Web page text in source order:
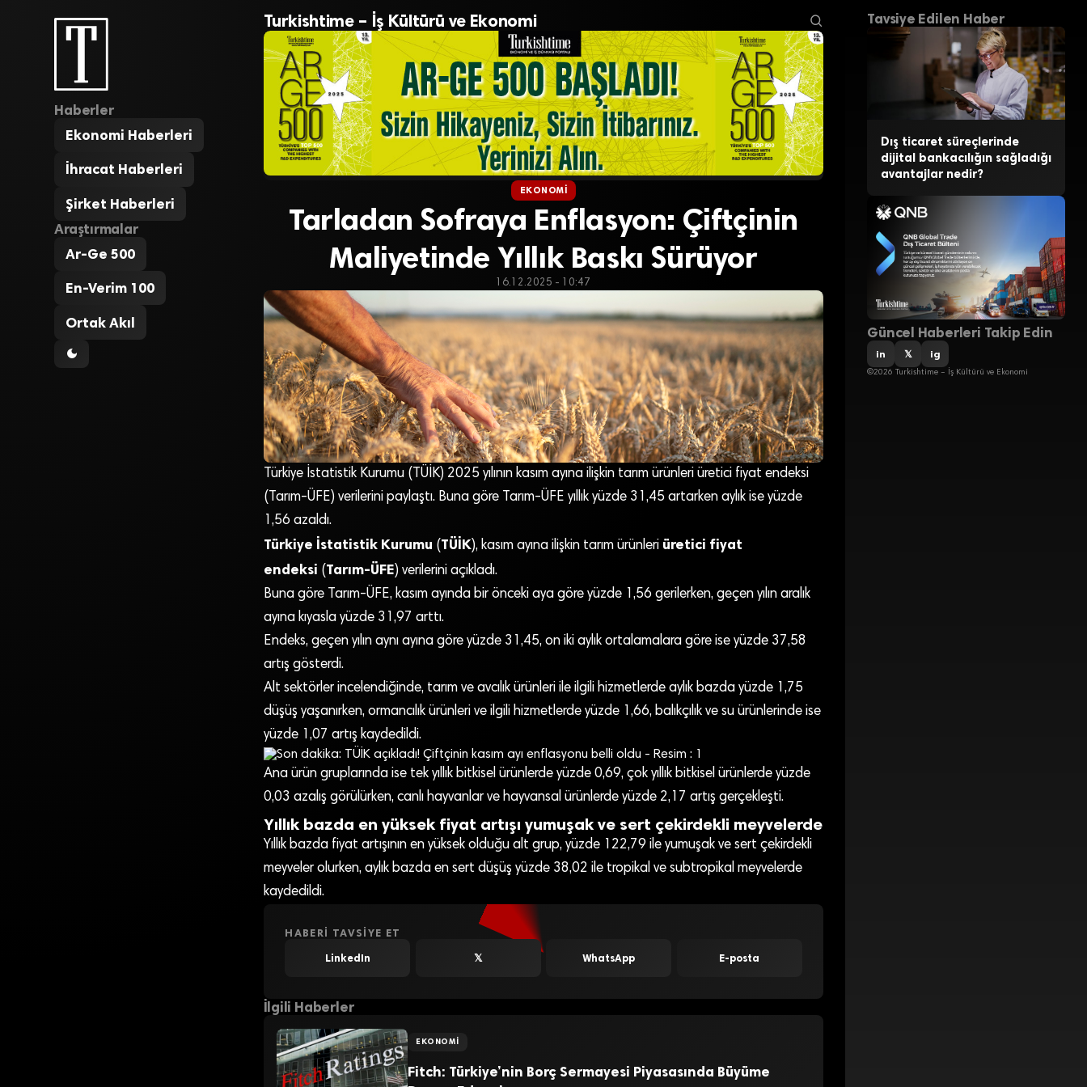
Haberler
Ekonomi Haberleri
İhracat Haberleri
Şirket Haberleri
Araştırmalar
Ar-Ge 500
En-Verim 100
Ortak Akıl
Turkishtime – İş Kültürü ve Ekonomi
EKONOMI
Tarladan Sofraya Enflasyon: Çiftçinin
Maliyetinde Yıllık Baskı Sürüyor
16.12.2025 - 10:47
Türkiye İstatistik Kurumu (TÜİK) 2025 yılının kasım ayına ilişkin tarım ürünleri üretici fiyat endeksi
(Tarım-ÜFE) verilerini paylaştı. Buna göre Tarım-ÜFE yıllık yüzde 31,45 artarken aylık ise yüzde
1,56 azaldı.
Türkiye İstatistik Kurumu (TÜİK), kasım ayına ilişkin tarım ürünleri üretici fiyat
endeksi (Tarım-ÜFE) verilerini açıkladı.
Buna göre Tarım-ÜFE, kasım ayında bir önceki aya göre yüzde 1,56 gerilerken, geçen yılın aralık
ayına kıyasla yüzde 31,97 arttı.
Endeks, geçen yılın aynı ayına göre yüzde 31,45, on iki aylık ortalamalara göre ise yüzde 37,58
artış gösterdi.
Alt sektörler incelendiğinde, tarım ve avcılık ürünleri ile ilgili hizmetlerde aylık bazda yüzde 1,75
düşüş yaşanırken, ormancılık ürünleri ve ilgili hizmetlerde yüzde 1,66, balıkçılık ve su ürünlerinde ise
yüzde 1,07 artış kaydedildi.
Ana ürün gruplarında ise tek yıllık bitkisel ürünlerde yüzde 0,69, çok yıllık bitkisel ürünlerde yüzde
0,03 azalış görülürken, canlı hayvanlar ve hayvansal ürünlerde yüzde 2,17 artış gerçekleşti.
Yıllık bazda en yüksek fiyat artışı yumuşak ve sert çekirdekli meyvelerde
Yıllık bazda fiyat artışının en yüksek olduğu alt grup, yüzde 122,79 ile yumuşak ve sert çekirdekli
meyveler olurken, aylık bazda en sert düşüş yüzde 38,02 ile tropikal ve subtropikal meyvelerde
kaydedildi.
HABERI TAVSIYE ET
LinkedIn 𝕏 WhatsApp E-posta
İlgili Haberler
EKONOMI
Fitch: Türkiye’nin Borç Sermayesi Piyasasında Büyüme
Tavsiye Edilen Haber
Dış ticaret süreçlerinde
dijital bankacılığın sağladığı
avantajlar nedir?
Güncel Haberleri Takip Edin
in 𝕏 ig
©2026 Turkishtime – İş Kültürü ve Ekonomi